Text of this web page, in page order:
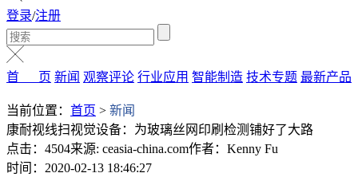
登录/注册
首 页 新闻 观察评论 行业应用 智能制造 技术专题 最新产品
当前位置： 首页 > 新闻
康耐视线扫视觉设备：为玻璃丝网印刷检测铺好了大路
点击：4504来源: ceasia-china.com作者：Kenny Fu
时间：2020-02-13 18:46:27